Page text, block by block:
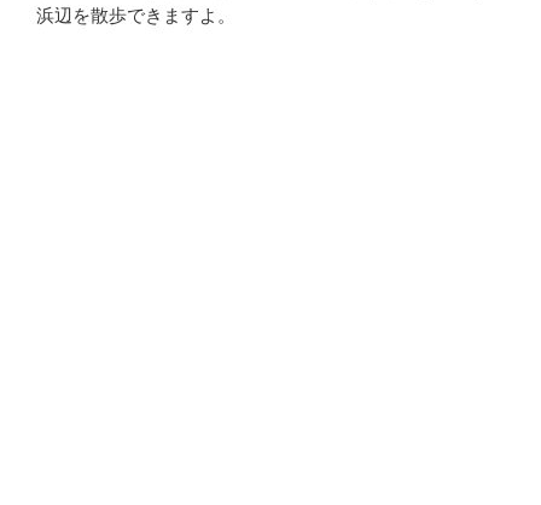
浜辺を散歩できますよ。